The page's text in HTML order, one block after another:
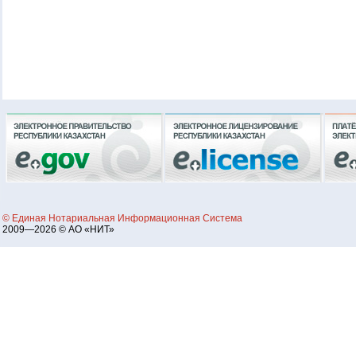
© Единая Нотариальная Информационная Система
2009—2026 © АО «НИТ»